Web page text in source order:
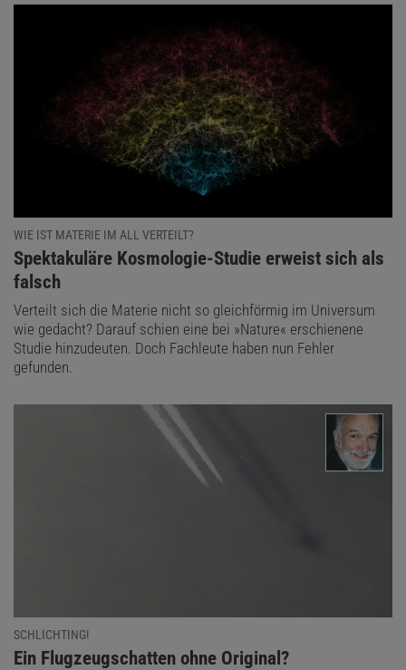
WIE IST MATERIE IM ALL VERTEILT?
:
Spektakuläre Kosmologie-Studie erweist sich als
falsch
Verteilt sich die Materie nicht so gleichförmig im Universum
wie gedacht? Darauf schien eine bei »Nature« erschienene
Studie hinzudeuten. Doch Fachleute haben nun Fehler
gefunden.
SCHLICHTING!
:
Ein Flugzeugschatten ohne Original?